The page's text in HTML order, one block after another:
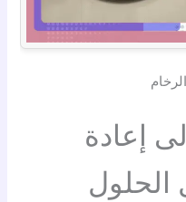
إعادة
الحلول